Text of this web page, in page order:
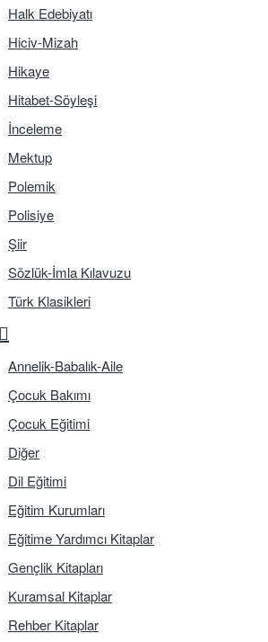
Halk Edebiyatı
Hiciv-Mizah
Hikaye
Hitabet-Söyleşi
İnceleme
Mektup
Polemik
Polisiye
Şiir
Sözlük-İmla Kılavuzu
Türk Klasikleri
Annelik-Babalık-Aile
Çocuk Bakımı
Çocuk Eğitimi
Diğer
Dil Eğitimi
Eğitim Kurumları
Eğitime Yardımcı Kitaplar
Gençlik Kitapları
Kuramsal Kitaplar
Rehber Kitaplar